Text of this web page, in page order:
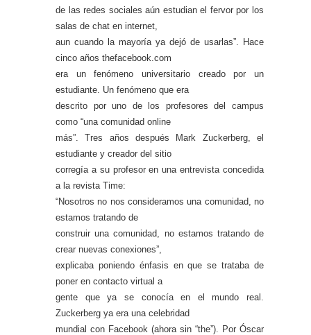
de las redes sociales aún estudian el fervor por los
salas de chat en internet,
aun cuando la mayoría ya dejó de usarlas”. Hace
cinco años thefacebook.com
era un fenómeno universitario creado por un
estudiante. Un fenómeno que era
descrito por uno de los profesores del campus
como “una comunidad online
más”. Tres años después Mark Zuckerberg, el
estudiante y creador del sitio
corregía a su profesor en una entrevista concedida
a la revista Time:
“Nosotros no nos consideramos una comunidad, no
estamos tratando de
construir una comunidad, no estamos tratando de
crear nuevas conexiones”,
explicaba poniendo énfasis en que se trataba de
poner en contacto virtual a
gente que ya se conocía en el mundo real.
Zuckerberg ya era una celebridad
mundial con Facebook (ahora sin “the”). Por Óscar